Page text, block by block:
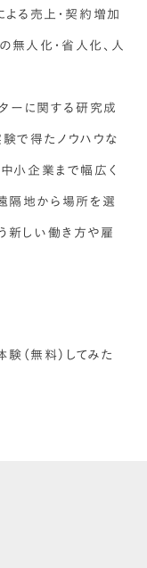
よる売上・契約増加
無人化・省人化、人
ーに関する研究成
で得たノウハウな
小企業まで幅広く
隔地から場所を選
新しい働き方や雇
（無料）してみた